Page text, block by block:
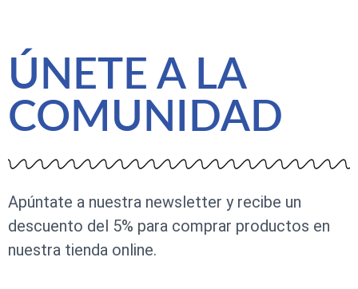
ÚNETE A LA
COMUNIDAD
Apúntate a nuestra newsletter y recibe un
descuento del 5% para comprar productos en
nuestra tienda online.